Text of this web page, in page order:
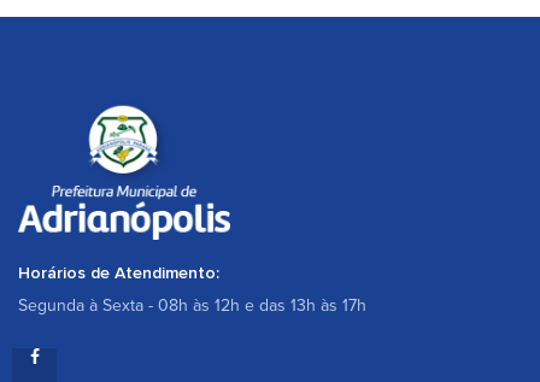
Horários de Atendimento:
Segunda à Sexta - 08h às 12h e das 13h às 17h